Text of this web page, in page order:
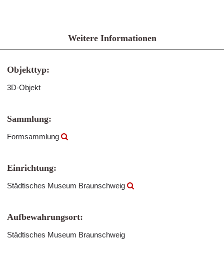
Weitere Informationen
Objekttyp:
3D-Objekt
Sammlung:
Formsammlung
Einrichtung:
Städtisches Museum Braunschweig
Aufbewahrungsort:
Städtisches Museum Braunschweig